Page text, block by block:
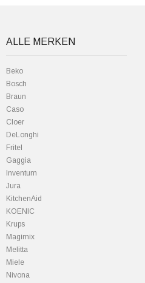
ALLE MERKEN
Beko
Bosch
Braun
Caso
Cloer
DeLonghi
Fritel
Gaggia
Inventum
Jura
KitchenAid
KOENIC
Krups
Magimix
Melitta
Miele
Nivona